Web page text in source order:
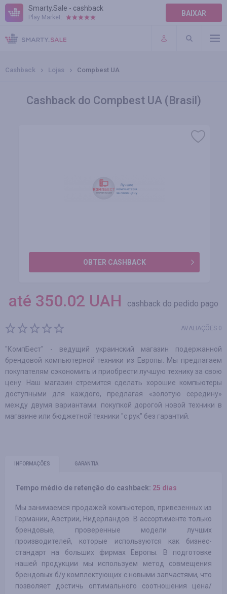
Smarty.Sale - cashback
Play Market: BAIXAR
AJUDA
TERMOS DE USO
Cashback Lojas Compbest UA
Cashback do Compbest UA (Brasil)
OBTER CASHBACK
até 350.02 UAH cashback do pedido pago
AVALIAÇÕES 0
"КомпБест" - ведущий украинский магазин подержанной
брендовой компьютерной техники из Европы. Мы предлагаем
покупателям сэкономить и приобрести лучшую технику за свою
цену. Наш магазин стремится сделать хорошие компьютеры
доступными для каждого, предлагая «золотую середину»
между двумя вариантами: покупкой дорогой новой техники в
магазине или бюджетной техники "с рук" без гарантий.
INFORMAÇÕES GARANTIA
Tempo médio de retenção do cashback: 25 dias
Мы занимаемся продажей компьютеров, привезенных из
Германии, Австрии, Нидерландов. В ассортименте только
брендовые, проверенные модели лучших
производителей, которые используются как бизнес-
стандарт на больших фирмах Европы. В подготовке
нашей продукции мы используем метод совмещения
брендовых б/у комплектующих с новыми запчастями, что
позволяет достичь оптимального соотношения цена/